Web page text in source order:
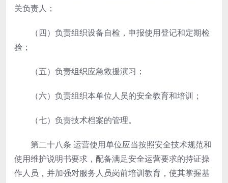
关负责人；
（四）负责组织设备自检，申报使用登记和定期检
验；
（五）负责组织应急救援演习；
（六）负责组织本单位人员的安全教育和培训；
（七）负责技术档案的管理。
第二十八条 运营使用单位应当按照安全技术规范和
使用维护说明书要求，配备满足安全运营要求的持证操
作人员，并加强对服务人员岗前培训教育，使其掌握基